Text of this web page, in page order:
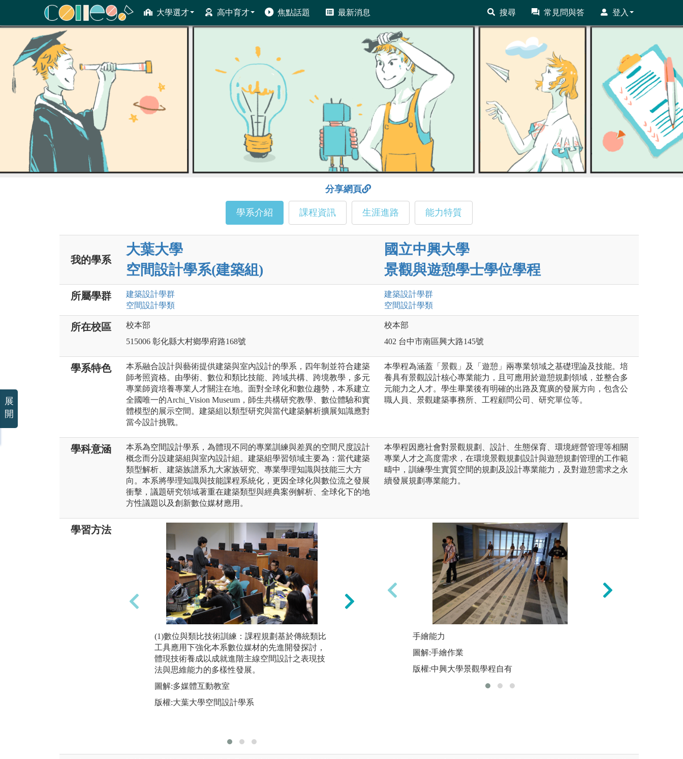
大學選才 高中育才 焦點話題 最新消息 搜尋 常見問與答 登入
ColleGo! 大學選才與高中育才輔助系統
分享網頁
學系介紹 課程資訊 生涯進路 能力特質
我的學系
大葉大學
空間設計學系(建築組)
國立中興大學
景觀與遊憩學士學位學程
所屬學群 建築設計學群
空間設計學類
建築設計學群
空間設計學類
所在校區
校本部
515006 彰化縣大村鄉學府路168號
校本部
402 台中市南區興大路145號
學系特色
本系融合設計與藝術提供建築與室內設計的學系，四年制並符合建築
師考照資格。由學術、數位和類比技能、跨域共構、跨境教學，多元
專業師資培養專業人才關注在地。面對全球化和數位趨勢，本系建立
全國唯一的Archi_Vision Museum，師生共構研究教學、數位體驗和實
體模型的展示空間。建築組以類型研究與當代建築解析擴展知識應對
當今設計挑戰。
本學程為涵蓋「景觀」及「遊憩」兩專業領域之基礎理論及技能。培
養具有景觀設計核心專業能力，且可應用於遊憩規劃領域，並整合多
元能力之人才。學生畢業後有明確的出路及寬廣的發展方向，包含公
職人員、景觀建築事務所、工程顧問公司、研究單位等。
學科意涵
本系為空間設計學系，為體現不同的專業訓練與差異的空間尺度設計
概念而分設建築組與室內設計組。建築組學習領域主要為：當代建築
類型解析、建築族譜系九大家族研究、專業學理知識與技能三大方
向。本系將學理知識與技能課程系統化，更因全球化與數位流之發展
衝擊，議題研究領域著重在建築類型與經典案例解析、全球化下的地
方性議題以及創新數位媒材應用。
本學程因應社會對景觀規劃、設計、生態保育、環境經營管理等相關
專業人才之高度需求，在環境景觀規劃設計與遊憩規劃管理的工作範
疇中，訓練學生實質空間的規劃及設計專業能力，及對遊憩需求之永
續發展規劃專業能力。
學習方法
(1)數位與類比技術訓練：課程規劃基於傳統類比
工具應用下強化本系數位媒材的先進開發探討，
體現技術養成以成就進階主線空間設計之表現技
法與思維能力的多樣性發展。
圖解:多媒體互動教室
版權:大葉大學空間設計學系
(2)當代建築族譜研究 - 設計九大家族歸納 - 經典
案例解析：時間推進著世界的演變，演變留下的
痕跡則成為知識與經驗。藉由學習當代建築與室
內的設計先例，依照設計者的風格、樣式、設計
手繪能力
圖解:手繪作業
版權:中興大學景觀學程自有
展
開